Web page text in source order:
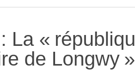
La «
de Longwy »